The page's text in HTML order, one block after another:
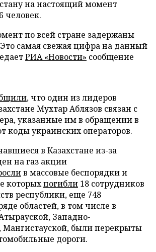
на настоящий момент
человек.
по всей стране задержаны
Это самая свежая цифра на данный
РИА «Новости» сообщение
, что один из лидеров
Мухтар Аблязов связан с
указанные им в обращении в
коды украинских операторов.
в Казахстане из-за
на газ акции
в массовые беспорядки и
которыхпогибли 18 сотрудников
республики, еще 748
областей, в том числе в
Западно-
Мангистауской, были перекрыты
дороги.